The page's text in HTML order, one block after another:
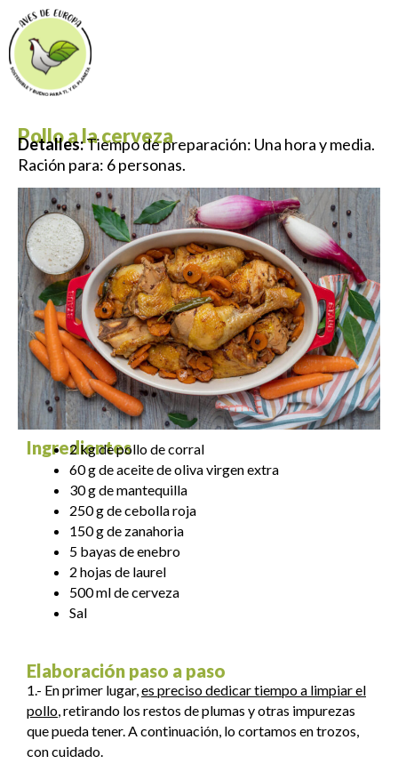
Pollo a la cerveza
Detalles:Tiempo de preparación: Una hora y media.
Ración para: 6 personas.
Ingredientes
2 kg de pollo de corral
60 g de aceite de oliva virgen extra
30 g de mantequilla
250 g de cebolla roja
150 g de zanahoria
5 bayas de enebro
2 hojas de laurel
500 ml de cerveza
Sal
Elaboración paso a paso
1.- En primer lugar, es preciso dedicar tiempo a limpiar el
pollo , retirando los restos de plumas y otras impurezas
que pueda tener. A continuación, lo cortamos en trozos,
con cuidado.